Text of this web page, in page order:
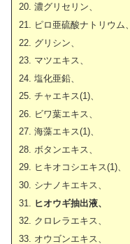
濃グリセリン、
ピロ亜硫酸ナトリウム、
グリシン、
マツエキス、
塩化亜鉛、
チャエキス(1)、
ビワ葉エキス、
海藻エキス(1)、
ボタンエキス、
ヒキオコシエキス(1)、
シナノキエキス、
ヒオウギ抽出液、
クロレラエキス、
オウゴンエキス、